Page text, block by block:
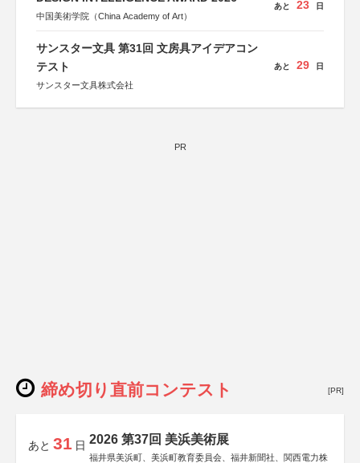
中国美術学院（China Academy of Art）
あと 23 日
サンスター文具 第31回 文房具アイデアコン
テスト
サンスター文具株式会社
あと 29 日
PR
締め切り直前コンテスト [PR]
あと 31 日 2026 第37回 美浜美術展
福井県美浜町、美浜町教育委員会、福井新聞社、関西電力株